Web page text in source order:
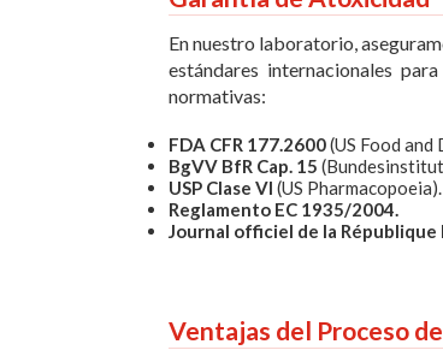
En nuestro laboratorio,
estándares internacionales
normativas:
FDA CFR 177.2600(US Food
BgVV BfR Cap. 15
USP Clase VI (US Pharmacopoeia).
Reglamento EC 1935/2004.
Journal officiel de la
Ventajas del Proceso